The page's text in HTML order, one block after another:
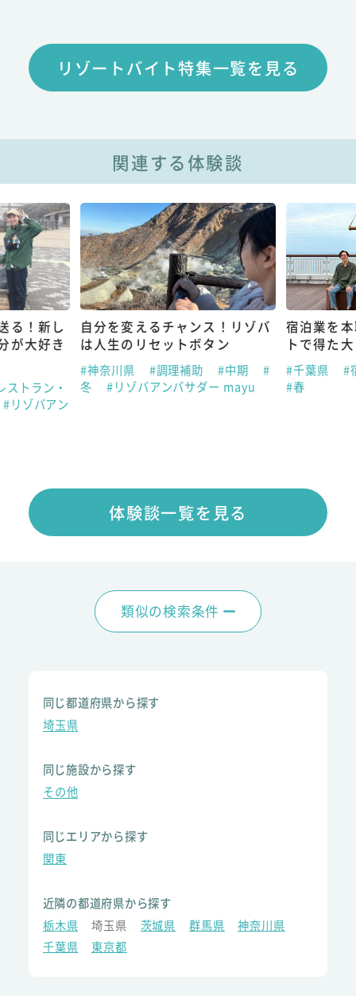
リゾートバイト特集一覧を見る
関連する体験談
る！新し
が大好き
ストラン・
#リゾバアン
自分を変えるチャンス！リゾバ
は人生のリセットボタン
#神奈川県 #調理補助 #中期
#
冬
#リゾバアンバサダー mayu
宿泊業を
トで得た
#千葉県
#
#春
体験談一覧を見る
類似の検索条件
同じ都道府県から探す
埼玉県
同じ施設から探す
その他
同じエリアから探す
関東
近隣の都道府県から探す
栃木県
埼玉県 茨城県 群馬県
神奈川県
千葉県
東京都